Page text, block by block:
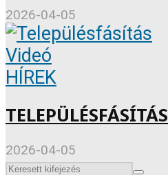
2026-04-05
Videó
HÍREK
TELEPÜLÉSFÁSÍTÁS
2026-04-05